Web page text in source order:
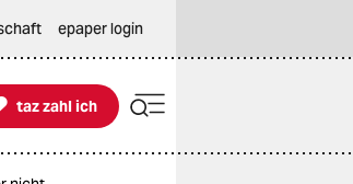
epaper login
zahl ich
taz zahl ich